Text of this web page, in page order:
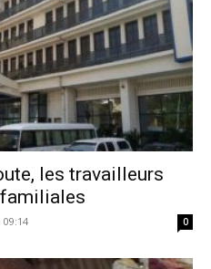
les travailleurs
0